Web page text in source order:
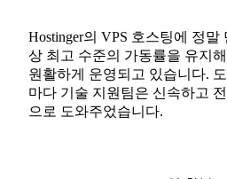
Hostinger의 VPS 호스팅에 정
상 최고 수준의 가동률을 유지
원활하게 운영되고 있습니다.
마다 기술 지원팀은 신속하고
으로 도와주었습니다.